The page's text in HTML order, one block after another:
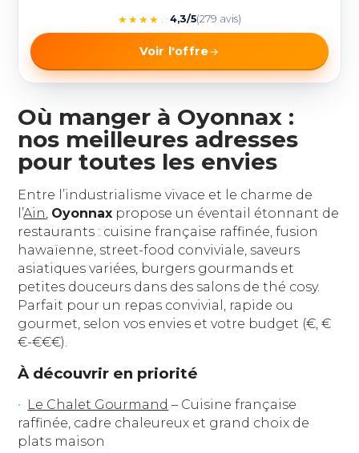
★★★★ 4,3/5(279 avis)
Voir l'offre
Où manger à Oyonnax :
nos meilleures adresses
pour toutes les envies
Entre l’industrialisme vivace et le charme de
l’Ain, Oyonnax propose un éventail étonnant de
restaurants : cuisine française raffinée, fusion
hawaïenne, street-food conviviale, saveurs
asiatiques variées, burgers gourmands et
petites douceurs dans des salons de thé cosy.
Parfait pour un repas convivial, rapide ou
gourmet, selon vos envies et votre budget (€, €
€-€€€).
À découvrir en priorité
Le Chalet Gourmand – Cuisine française
raffinée, cadre chaleureux et grand choix de
plats maison